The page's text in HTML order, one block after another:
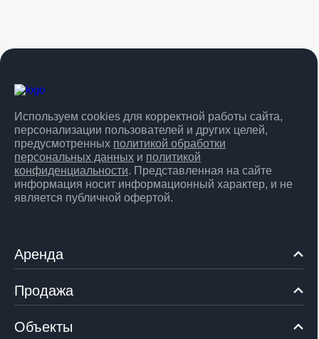
Используем cookies для корректной работы сайта,
персонализации пользователей и других целей,
предусмотренных политикой обработки
персональных данных и политикой
конфиденциальности. Представленная на сайте
информация носит информационный характер, и не
является публичной офертой.
Аренда
Продажа
Объекты